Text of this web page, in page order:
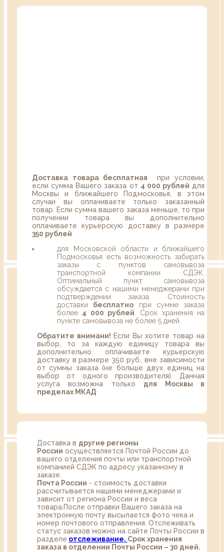
Доставка товара бесплатная при условии,
если сумма Вашего заказа от 4 000 рублей для
Москвы и ближайшего Подмосковья, в этом
случаи вы оплачиваете только заказанный
товар. Если сумма вашего заказа меньше, то при
получении товара вы дополнительно
оплачиваете курьерскую доставку в размере
350 рублей
для Московской области и ближайшего
Подмосковья есть возможность забирать
заказы с пунктов самовывоза
транспортной компании СДЭК.
Оптимальный пункт самовывоза
обсуждается с нашими менеджерами при
подтверждении заказа. Стоимость
доставки бесплатно при сумме заказа
более 4 000 рублей . Срок хранения на
пункте самовывоза не более 5 дней.
Обратите внимани! Если Вы хотите товар на
выбор, то за каждую единицу товара вы
дополнительно оплачиваете курьерскую
доставку в размере 350 руб., вне зависимости
от суммы заказа (не больше двух единиц на
выбор от одного производителя). Данная
услуга возможна только для Москвы в
пределах МКАД
Доставка в другие регионы
России осуществляется Почтой России до
вашего отделения почты или транспортной
компанией СДЭК по адресу указанному в
заказе.
Почта России - стоимость доставки
рассчитывается нашими менеджерами и
зависит от региона России и веса
товара.После отправки Вашего заказа на
электронную почту высылается фото чека и
номер почтового отправления. Отслеживать
статус заказов можно на сайте Почты России в
разделе oтслеживание. Срок хранения
заказа в отделении Почты России – 30 дней.